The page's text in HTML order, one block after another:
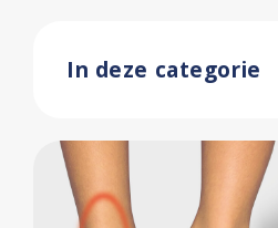
In deze categorie